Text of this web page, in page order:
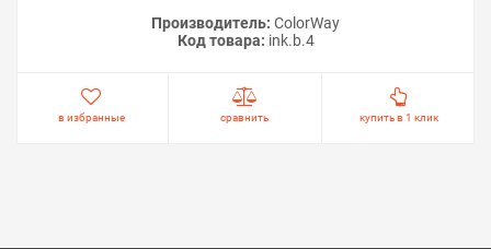
Производитель: ColorWay
Код товара: ink.b.4
в избранные сравнить купить в 1 клик